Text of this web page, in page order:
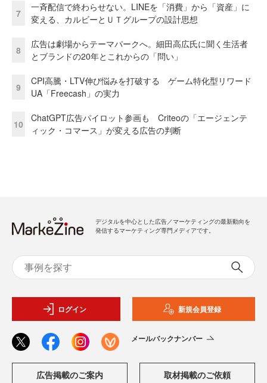
7
一斉配信で終わらせない。LINEを「消費」から「資産」に
変える、カルビーとＵＴグループの設計思想
8
広告は劇場からテーマパークへ。細田高広氏に聞く生活者
とブランドの20年とこれからの「問い」
9
CPI高騰・LTV伸び悩みを打破する ゲーム特化型リワード
UA「Freecash」の実力
10
ChatGPT広告パイロット参画も Criteoの「エージェンテ
ィック・コマース」が変える広告の判断
デジタルを中心とした広告／マーケティングの最新動向を
発信するマーケティング専門メディアです。
ログイン 新規会員登録
メールバックナンバー
広告掲載のご案内 取材掲載のご依頼